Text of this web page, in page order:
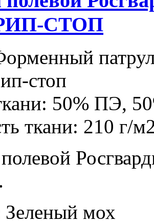
СТОП
стоп
50% ПЭ,
ткани: 210 г/
Зеленый мох